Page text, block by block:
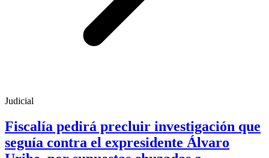
Judicial
Fiscalía pedirá precluir investigación que
seguía contra el expresidente Álvaro